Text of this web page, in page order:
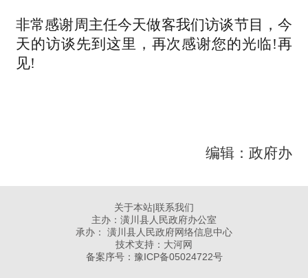
非常感谢周主任今天做客我们访谈节目，今
天的访谈先到这里，再次感谢您的光临!再
见!
编辑：政府办
关于本站|联系我们
主办：潢川县人民政府办公室
承办： 潢川县人民政府网络信息中心
技术支持：大河网
备案序号： 豫ICP备05024722号